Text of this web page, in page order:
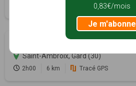
Tracé GPS
Saint-Ambroix, Gard (30)
2h00 6 km Tracé GPS
0,83€/mois
Je m'abonne